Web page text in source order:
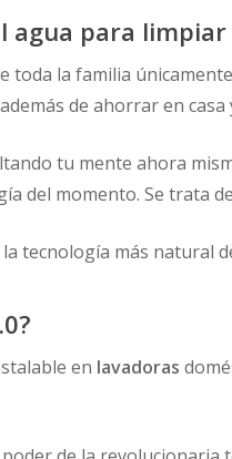
agua para
toda la familia
de ahorrar en
tu mente ahora
del momento. Se trata
tecnología más natural
en lavadoras